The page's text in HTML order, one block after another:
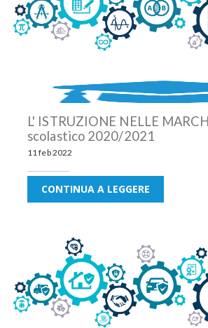
L' ISTRUZIONE NELLE
scolastico 2020/2021
11 feb 2022
CONTINUA A LEGGERE